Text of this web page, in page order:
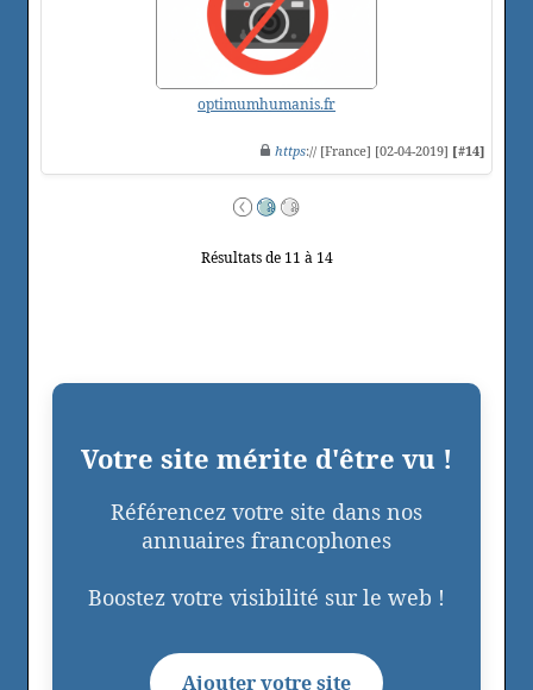
optimumhumanis.fr
https:// [France] [02-04-2019] [#14]
Résultats de 11 à 14
Votre site mérite d'être vu !
Référencez votre site dans nos
annuaires francophones
Boostez votre visibilité sur le web !
Ajouter votre site